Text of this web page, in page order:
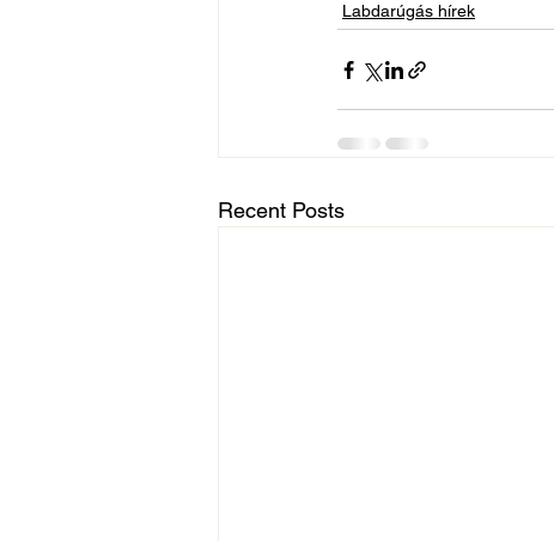
Labdarúgás hírek
Recent Posts